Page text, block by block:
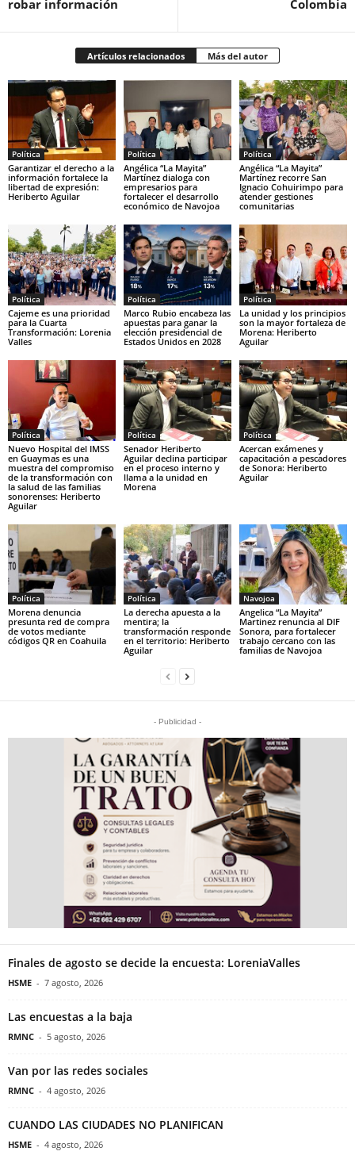
robar información Colombia
Artículos relacionados Más del autor
Política
Garantizar el derecho a la
información fortalece la
libertad de expresión:
Heriberto Aguilar
Política
Angélica “La Mayita”
Martínez dialoga con
empresarios para
fortalecer el desarrollo
económico de Navojoa
Política
Angélica “La Mayita”
Martínez recorre San
Ignacio Cohuirimpo para
atender gestiones
comunitarias
Política
Cajeme es una prioridad
para la Cuarta
Transformación: Lorenia
Valles
Política
Marco Rubio encabeza las
apuestas para ganar la
elección presidencial de
Estados Unidos en 2028
Política
La unidad y los principios
son la mayor fortaleza de
Morena: Heriberto
Aguilar
Política
Nuevo Hospital del IMSS
en Guaymas es una
muestra del compromiso
de la transformación con
la salud de las familias
sonorenses: Heriberto
Aguilar
Política
Senador Heriberto
Aguilar declina participar
en el proceso interno y
llama a la unidad en
Morena
Política
Acercan exámenes y
capacitación a pescadores
de Sonora: Heriberto
Aguilar
Política
Morena denuncia
presunta red de compra
de votos mediante
códigos QR en Coahuila
Política
La derecha apuesta a la
mentira; la
transformación responde
en el territorio: Heriberto
Aguilar
Navojoa
Angelica “La Mayita”
Martinez renuncia al DIF
Sonora, para fortalecer
trabajo cercano con las
familias de Navojoa
- Publicidad -
Finales de agosto se decide la encuesta: LoreniaValles
HSME - 7 agosto, 2026
Las encuestas a la baja
RMNC - 5 agosto, 2026
Van por las redes sociales
RMNC - 4 agosto, 2026
CUANDO LAS CIUDADES NO PLANIFICAN
HSME - 4 agosto, 2026